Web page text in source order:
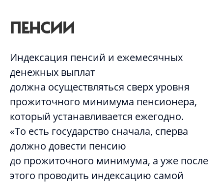
ПЕНСИИ
Индексация пенсий и ежемесячных
денежных выплат
должна осуществляться сверх уровня
прожиточного минимума пенсионера,
который устанавливается ежегодно.
«То есть государство сначала, сперва
должно довести пенсию
до прожиточного минимума, а уже после
этого проводить индексацию самой